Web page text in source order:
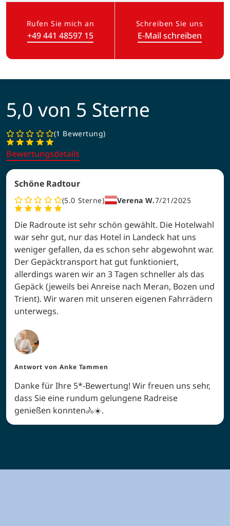
Rufen Sie mich an
+49 441 48597 15(Link öffnet in neuem Tab)
Schreiben Sie uns
E-Mail schreiben
5,0 von 5 Sterne
1 Bewertung
Bewertungsdetails
Schöne Radtour
5.0 Sterne Verena W.7/21/2025
Die Radroute ist sehr schön gewählt. Die Hotelwahl
war sehr gut, nur das Hotel in Landeck hat uns
weniger gefallen, da es schon sehr abgewohnt war.
Der Gepäcktransport hat gut funktioniert,
allerdings waren wir an 3 Tagen schneller als das
Gepäck (jeweils bei Anreise nach Meran, Bozen und
Trient). Wir waren mit unseren eigenen Fahrrädern
unterwegs.
Antwort von Anke Tammen
Danke für Ihre 5*-Bewertung! Wir freuen uns sehr,
dass Sie eine rundum gelungene Radreise
genießen konnten🚴☀️.